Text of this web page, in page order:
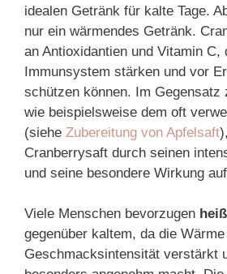
idealen Getränk für kalte Tage.
nur ein wärmendes Getränk.
an Antioxidantien und Vitamin C,
Immunsystem stärken und vor
schützen können. Im Gegensatz
wie beispielsweise dem oft
(siehe Zubereitung von Apfelsaft
Cranberrysaft durch seinen
und seine besondere Wirkung
Viele Menschen bevorzugen
gegenüber kaltem, da die
Geschmacksintensität verstärkt